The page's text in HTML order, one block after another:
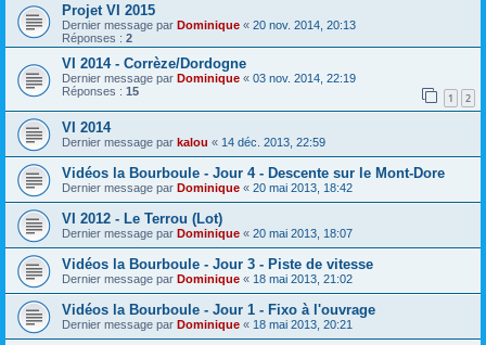
Projet VI 2015
Dernier message par Dominique « 20 nov. 2014, 20:13
Réponses : 2
VI 2014 - Corrèze/Dordogne
Dernier message par Dominique « 03 nov. 2014, 22:19
Réponses : 15 1 2
VI 2014
Dernier message par kalou « 14 déc. 2013, 22:59
Vidéos la Bourboule - Jour 4 - Descente sur le Mont-Dore
Dernier message par Dominique « 20 mai 2013, 18:42
VI 2012 - Le Terrou (Lot)
Dernier message par Dominique « 20 mai 2013, 18:07
Vidéos la Bourboule - Jour 3 - Piste de vitesse
Dernier message par Dominique « 18 mai 2013, 21:02
Vidéos la Bourboule - Jour 1 - Fixo à l'ouvrage
Dernier message par Dominique « 18 mai 2013, 20:21